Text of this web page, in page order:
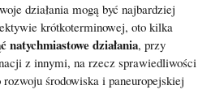
działania mogą być najbardziej
krótkoterminowej, oto kilka
natychmiastowe działania, przy
z innymi, na rzecz sprawiedliwości
rozwoju środowiska i paneuropejskiej